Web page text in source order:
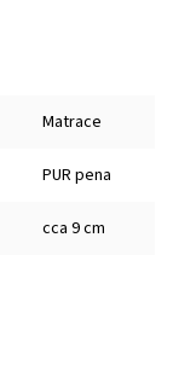
Matrace
PUR pena
cca 9 cm